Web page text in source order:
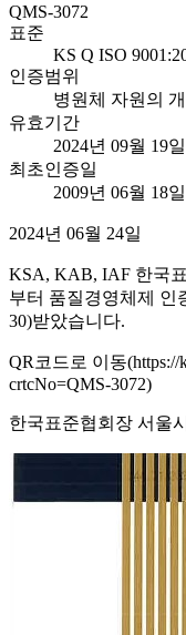
QMS-3072
표준
KS Q ISO
인증범위
병원체 자원의
유효기간
2024년 09월 19
최초인증일
2009년 06월 18일
2024년 06월 24일
KSA, KAB, IAF 한국
부터 품질경영체제 인
30)받았습니다.
QR코드로 이동(https://
crtcNo=QMS-3072)
한국표준협회장 서울